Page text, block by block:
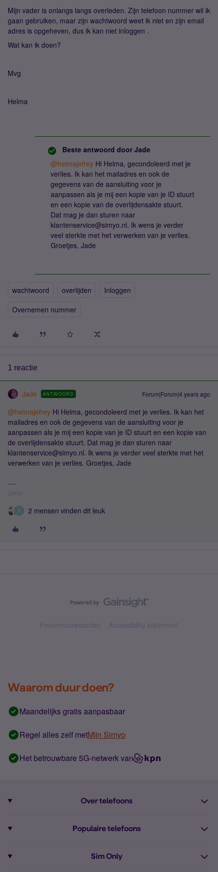
Mijn vader is onlangs langs overleden. Zijn telefoon nummer wil ik
gaan gebruiken, maar zijn wachtwoord weet ik niet en zijn email
adres is opgeheven, dus ik kan niet inloggen .
Wat kan ik doen?
Mvg
Helma
Beste antwoord door Jade
@helmajefrey Hi Helma, gecondoleerd met je
verlies. Ik kan het mailadres en ook de
gegevens van de aansluiting voor je
aanpassen als je mij een kopie van je ID stuurt
en een kopie van de overlijdensakte stuurt.
Dat mag je dan sturen naar
klantenservice@simyo.nl. Ik wens je verder
veel sterkte met het verwerken van je verlies.
Groetjes, Jade
wachtwoord overlijden
Inloggen
Overnemen nummer
1 reactie
Jade ANTWOORD Forum|Forum|4 years ago
@helmajefrey Hi Helma, gecondoleerd met je verlies. Ik kan het
mailadres en ook de gegevens van de aansluiting voor je
aanpassen als je mij een kopie van je ID stuurt en een kopie van
de overlijdensakte stuurt. Dat mag je dan sturen naar
klantenservice@simyo.nl. Ik wens je verder veel sterkte met het
verwerken van je verlies. Groetjes, Jade
R 2 mensen vinden dit leuk
Forumvoorwaarden Accessibility statement
Waarom duur doen?
Maandelijks gratis aanpasbaar
Regel alles zelf metMijn Simyo
Het betrouwbare 5G-netwerk van
Over telefoons
Alle telefoons
Populaire telefoons
Sim Only